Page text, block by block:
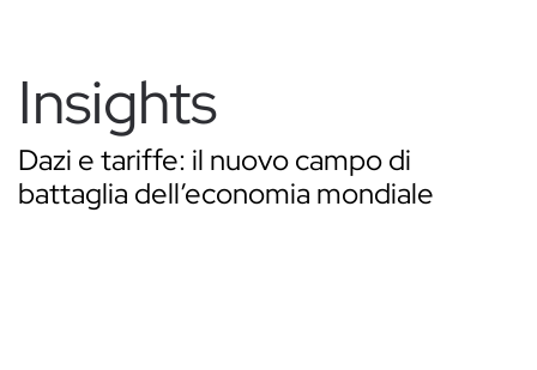
contenuto
principale
Insights
Dazi e tariffe: il nuovo campo di
battaglia dell’economia mondiale